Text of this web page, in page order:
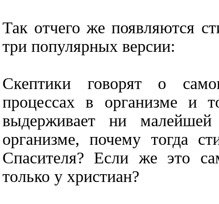
Так отчего же появляются
три популярных версии:
Скептики говорят о
процессах в организме и
выдерживает ни
организме, почему тогда
Спасителя? Если же это
только у христиан?